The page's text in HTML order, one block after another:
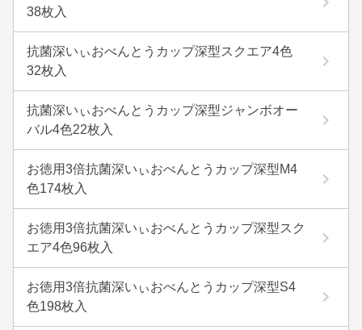
38枚入
抗菌深いぃおべんとうカップ深型スクエア4色
32枚入
抗菌深いぃおべんとうカップ深型ジャンボオー
バル4色22枚入
お徳用3倍抗菌深いぃおべんとうカップ深型M4
色174枚入
お徳用3倍抗菌深いぃおべんとうカップ深型スク
エア4色96枚入
お徳用3倍抗菌深いぃおべんとうカップ深型S4
色198枚入